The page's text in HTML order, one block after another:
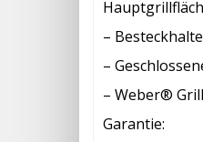
–
–
– Weber®
Garantie: